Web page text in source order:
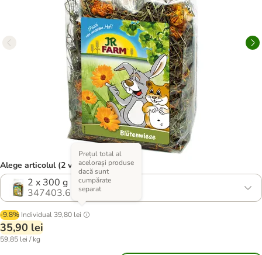
Alege articolul (2 variante)
2 x 300 g
347403.6
-9.8% Individual 39,80 lei
Prețul total al
acelorași produse
dacă sunt
cumpărate
separat
35,90 lei
59,85 lei / kg